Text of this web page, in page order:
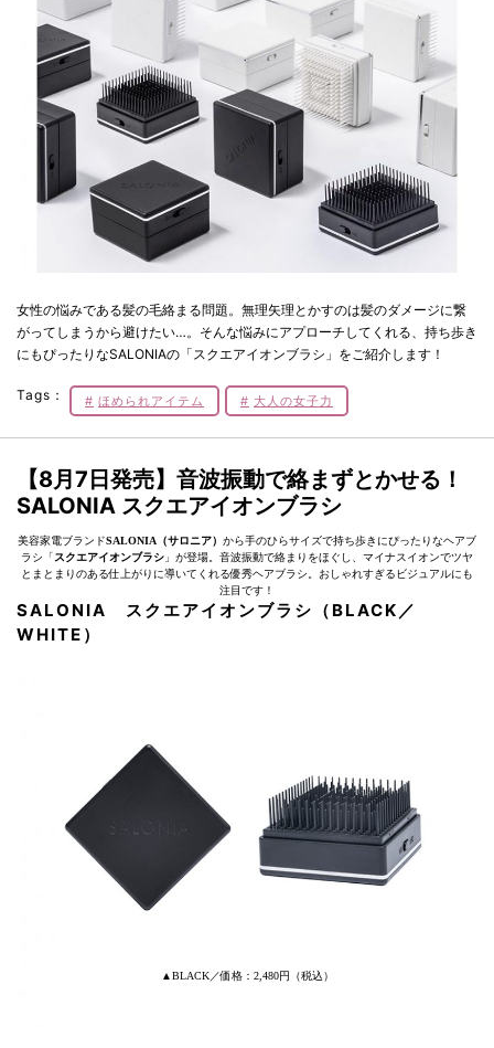
女性の悩みである髪の毛絡まる問題。無理矢理とかすのは髪のダメージに繋
がってしまうから避けたい…。そんな悩みにアプローチしてくれる、持ち歩き
にもぴったりなSALONIAの「スクエアイオンブラシ」をご紹介します！
Tags： ほめられアイテム 大人の女子力
【8月7日発売】音波振動で絡まずとかせる！
SALONIA スクエアイオンブラシ
美容家電ブランドSALONIA（サロニア） から手のひらサイズで持ち歩きにぴったりなヘアブ
ラシ「スクエアイオンブラシ 」が登場。音波振動で絡まりをほぐし、マイナスイオンでツヤ
とまとまりのある仕上がりに導いてくれる優秀ヘアブラシ。おしゃれすぎるビジュアルにも
注目です！
SALONIA スクエアイオンブラシ（BLACK／
WHITE）
▲BLACK／価格：2,480円（税込）